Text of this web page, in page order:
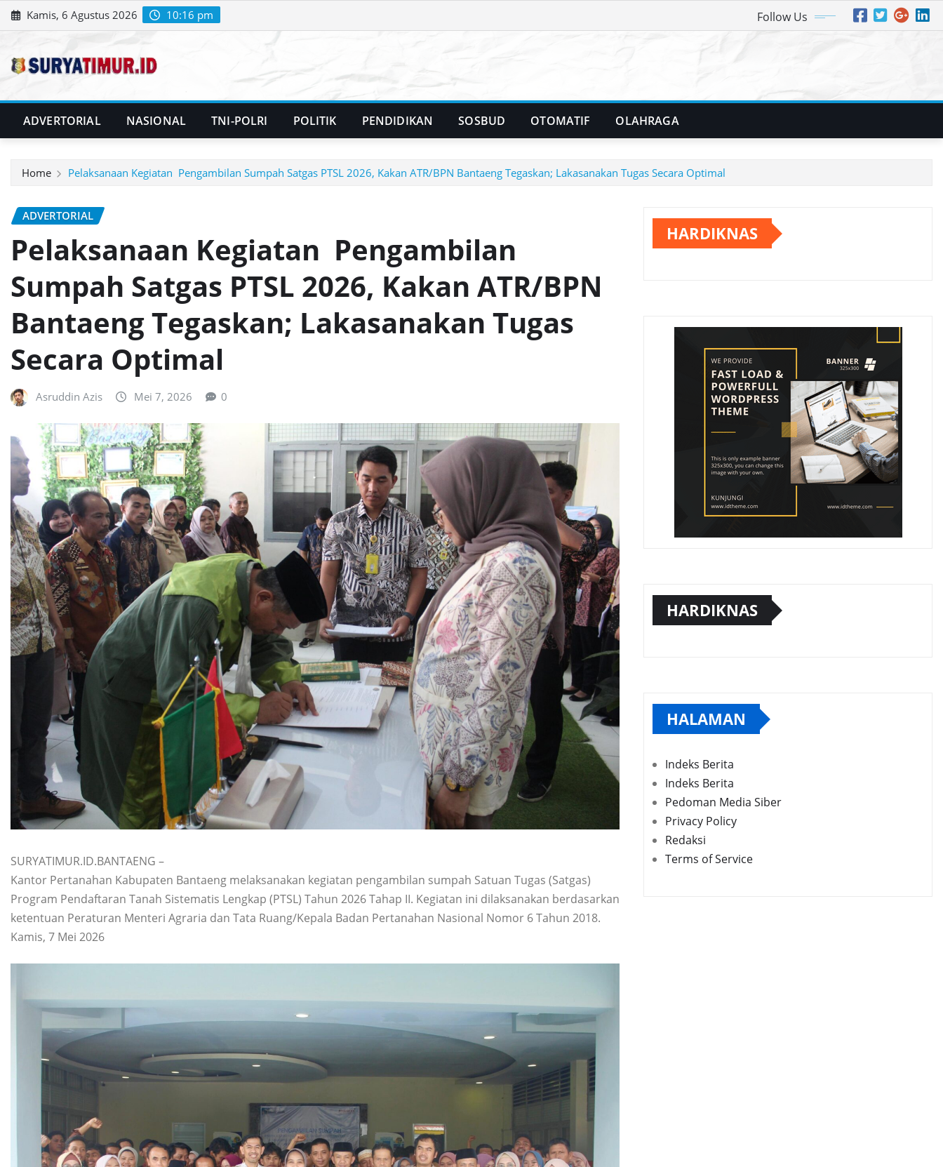
Skip
to
Kamis, 6 Agustus 2026 10:16 pm Follow Us
ADVERTORIAL NASIONAL TNI-POLRI POLITIK PENDIDIKAN SOSBUD OTOMATIF OLAHRAGA
Home Pelaksanaan Kegiatan Pengambilan Sumpah Satgas PTSL 2026, Kakan ATR/BPN Bantaeng Tegaskan; Lakasanakan Tugas Secara Optimal
ADVERTORIAL
Pelaksanaan Kegiatan Pengambilan
Sumpah Satgas PTSL 2026, Kakan ATR/BPN
Bantaeng Tegaskan; Lakasanakan Tugas
Secara Optimal
Asruddin Azis Mei 7, 2026 0
SURYATIMUR.ID.BANTAENG –
Kantor Pertanahan Kabupaten Bantaeng melaksanakan kegiatan pengambilan sumpah Satuan Tugas (Satgas)
Program Pendaftaran Tanah Sistematis Lengkap (PTSL) Tahun 2026 Tahap II. Kegiatan ini dilaksanakan berdasarkan
ketentuan Peraturan Menteri Agraria dan Tata Ruang/Kepala Badan Pertanahan Nasional Nomor 6 Tahun 2018.
Kamis, 7 Mei 2026
HARDIKNAS
HARDIKNAS
HALAMAN
Indeks Berita
Indeks Berita
Pedoman Media Siber
Privacy Policy
Redaksi
Terms of Service